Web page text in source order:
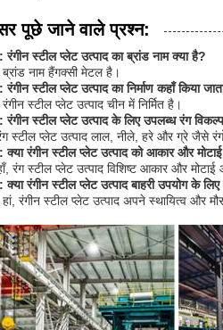
पूछे जाने वाले प्रश्न:
रंगीन स्टील प्लेट उत्पाद का ब्रांड नाम क्या है?
ब्रांड नाम हैंगक्सी मेटल है।
रंगीन स्टील प्लेट उत्पाद का निर्माण कहाँ किया
रंगीन स्टील प्लेट उत्पाद चीन में निर्मित है।
रंगीन स्टील प्लेट उत्पाद के लिए उपलब्ध रंग
स्टील प्लेट उत्पाद लाल, नीले, हरे और ग्रे जैसे
क्या रंगीन स्टील प्लेट उत्पाद को आकार और
रंग स्टील प्लेट उत्पाद विशिष्ट आकार और
क्या रंगीन स्टील प्लेट उत्पाद बाहरी उपयोग के
हां, रंगीन स्टील प्लेट उत्पाद अपने स्थायित्व और